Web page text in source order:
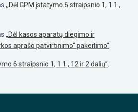
,,Dėl GPM įstatymo 6 straipsnio 1, 1 1 ,
„Dėl kasos aparatų diegimo ir
aprašo patvirtinimo“ pakeitimo”
6 straipsnio 1, 1 1 , 12 ir 2 dalių”